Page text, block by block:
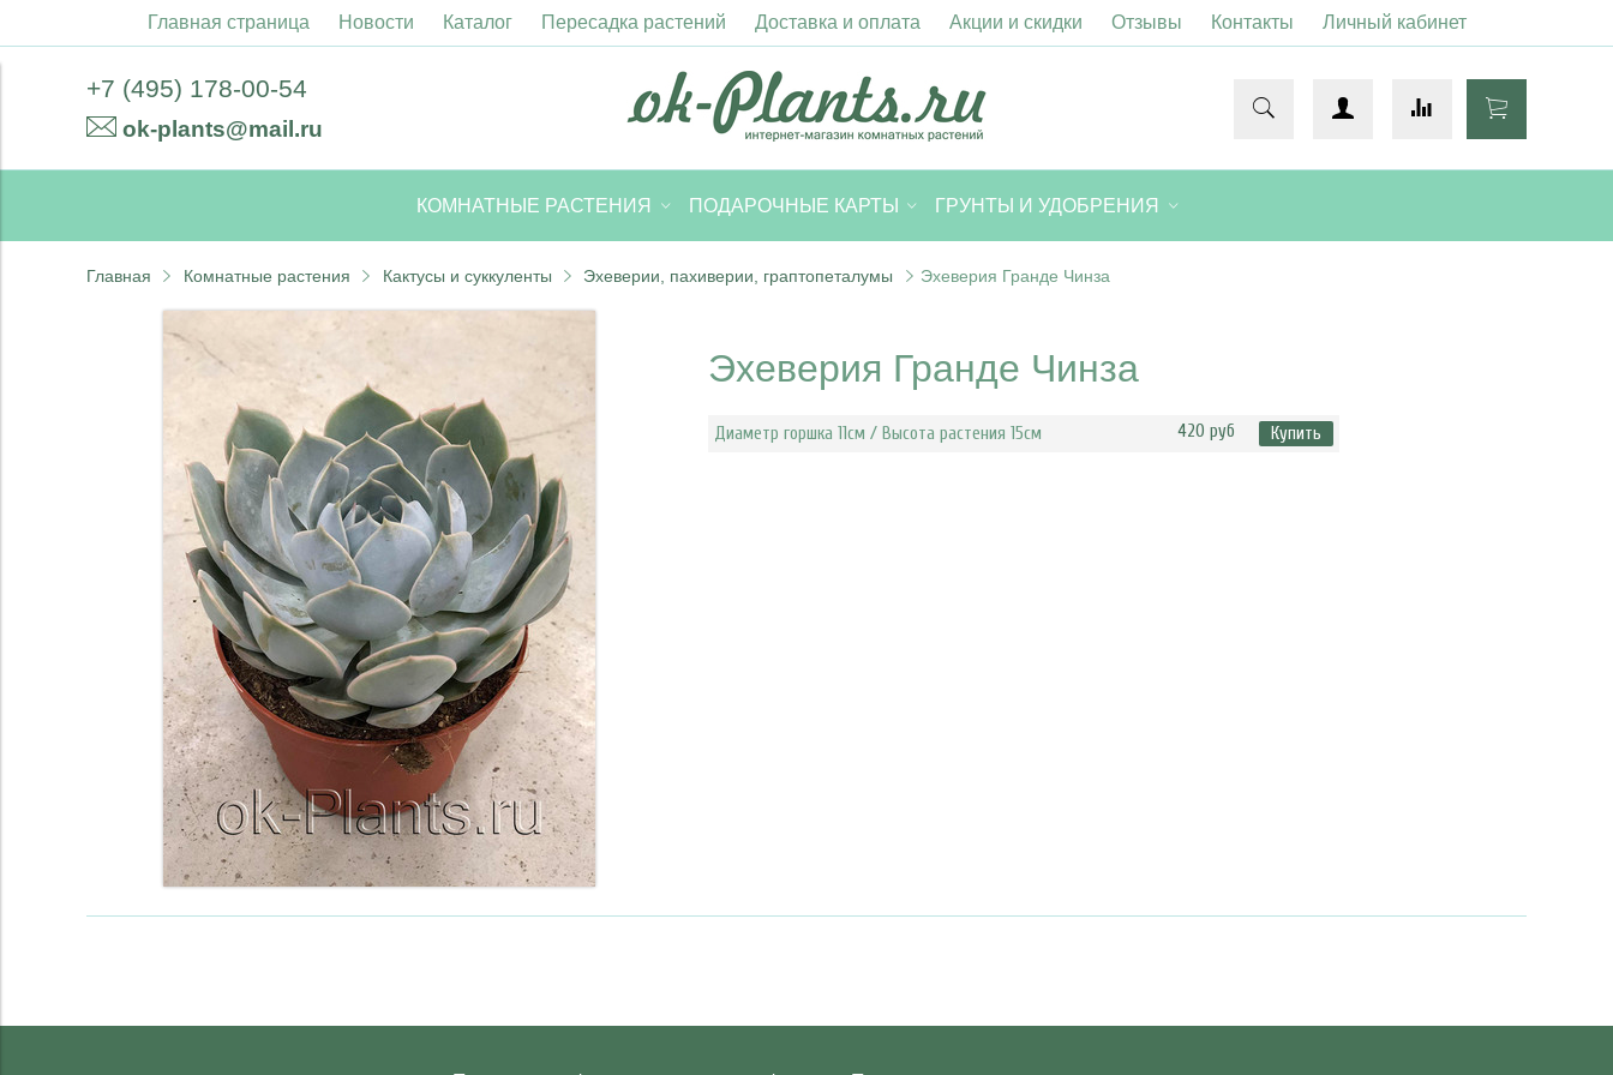
Главная страница Новости Каталог Пересадка растений Доставка и оплата Акции и скидки Отзывы Контакты Личный кабинет
+7 (495) 178-00-54
ok-plants@mail.ru
КОМНАТНЫЕ РАСТЕНИЯ ПОДАРОЧНЫЕ КАРТЫ ГРУНТЫ И УДОБРЕНИЯ
Главная Комнатные растения Кактусы и суккуленты Эхеверии, пахиверии, граптопеталумы Эхеверия Гранде Чинза
Эхеверия Гранде Чинза
Диаметр горшка 11см / Высота растения 15см 420 руб Купить